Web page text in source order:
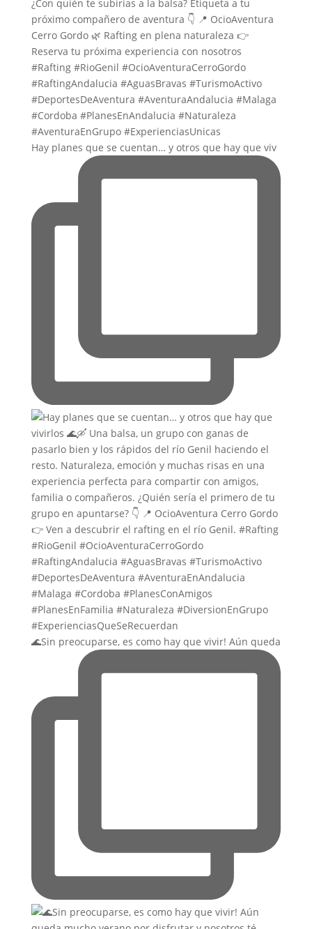
Hay planes que se cuentan… y otros que hay que viv
🌊Sin preocuparse, es como hay que vivir! Aún queda